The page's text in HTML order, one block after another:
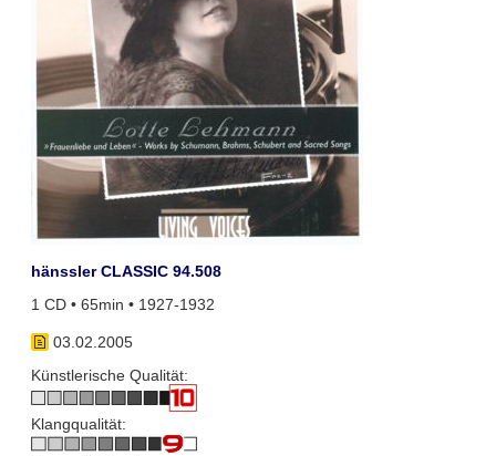
hänssler CLASSIC 94.508
1 CD • 65min • 1927-1932
03.02.2005
Künstlerische Qualität:
Klangqualität: